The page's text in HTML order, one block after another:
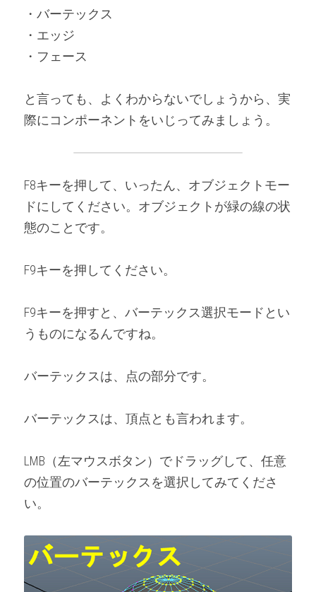
・バーテックス
・エッジ
・フェース
と言っても、よくわからないでしょうから、実
際にコンポーネントをいじってみましょう。
F8キーを押して、いったん、オブジェクトモー
ドにしてください。オブジェクトが緑の線の状
態のことです。
F9キーを押してください。
F9キーを押すと、バーテックス選択モードとい
うものになるんですね。
バーテックスは、点の部分です。
バーテックスは、頂点とも言われます。
LMB（左マウスボタン）でドラッグして、任意
の位置のバーテックスを選択してみてくださ
い。